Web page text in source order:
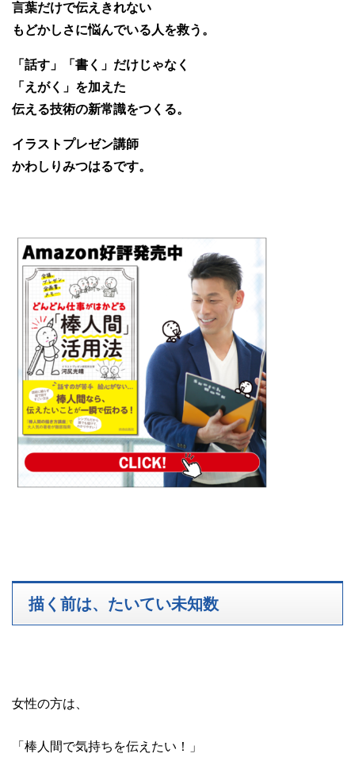
言葉だけで伝えきれない
もどかしさに悩んでいる人を救う。
「話す」「書く」だけじゃなく
「えがく」を加えた
伝える技術の新常識をつくる。
イラストプレゼン講師
かわしりみつはるです。
描く前は、たいてい未知数
女性の方は、
「棒人間で気持ちを伝えたい！」